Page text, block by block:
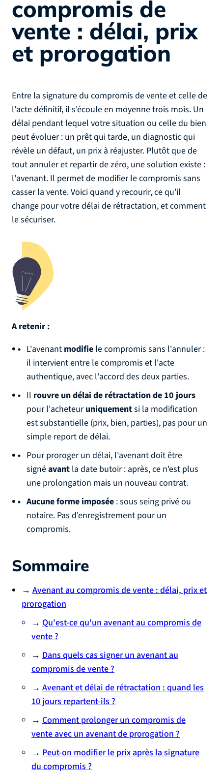
compromis de
vente : délai, prix
et prorogation
Entre la signature du compromis de vente et celle de
l'acte définitif, il s'écoule en moyenne trois mois. Un
délai pendant lequel votre situation ou celle du bien
peut évoluer : un prêt qui tarde, un diagnostic qui
révèle un défaut, un prix à réajuster. Plutôt que de
tout annuler et repartir de zéro, une solution existe :
l'avenant. Il permet de modifier le compromis sans
casser la vente. Voici quand y recourir, ce qu'il
change pour votre délai de rétractation, et comment
le sécuriser.
A retenir :
L'avenant modifie le compromis sans l'annuler :
il intervient entre le compromis et l'acte
authentique, avec l'accord des deux parties.
Il rouvre un délai de rétractation de 10 jours
pour l'acheteuruniquementsi la modification
est substantielle (prix, bien, parties), pas pour un
simple report de délai.
Pour proroger un délai, l'avenant doit être
signéavant la date butoir : après, ce n'est plus
une prolongation mais un nouveau contrat.
Aucune forme imposée : sous seing privé ou
notaire. Pas d'enregistrement pour un
compromis.
Sommaire
→ Avenant au compromis de vente : délai, prix et
prorogation
→ Qu'est-ce qu'un avenant au compromis de
vente ?
→ Dans quels cas signer un avenant au
compromis de vente ?
→ Avenant et délai de rétractation : quand les
10 jours repartent-ils ?
→ Comment prolonger un compromis de
vente avec un avenant de prorogation ?
→ Peut-on modifier le prix après la signature
du compromis ?